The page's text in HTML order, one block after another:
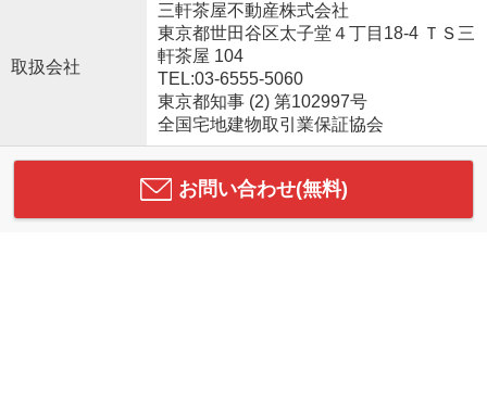
取扱会社
三軒茶屋不動産株式会社
東京都世田谷区太子堂４丁目18-4 ＴＳ三
軒茶屋 104
TEL:03-6555-5060
東京都知事 (2) 第102997号
全国宅地建物取引業保証協会
お問い合わせ(無料)